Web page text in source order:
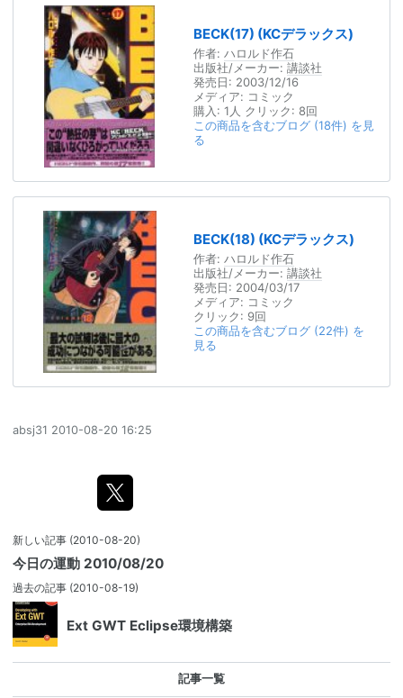
BECK(17) (KCデラックス)
作者: ハロルド作石
出版社/メーカー: 講談社
発売日: 2003/12/16
メディア: コミック
購入: 1人 クリック: 8回
この商品を含むブログ (18件) を見
る
BECK(18) (KCデラックス)
作者: ハロルド作石
出版社/メーカー: 講談社
発売日: 2004/03/17
メディア: コミック
クリック: 9回
この商品を含むブログ (22件) を
見る
absj31 2010-08-20 16:25
新しい記事 (2010-08-20)
今日の運動 2010/08/20
過去の記事 (2010-08-19)
Ext GWT Eclipse環境構築
記事一覧